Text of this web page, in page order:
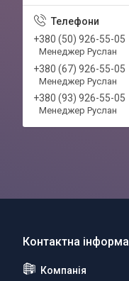
+380 (50) 926-55-05
Менеджер Руслан
+380 (67) 926-55-05
Менеджер Руслан
+380 (93) 926-55-05
Менеджер Руслан